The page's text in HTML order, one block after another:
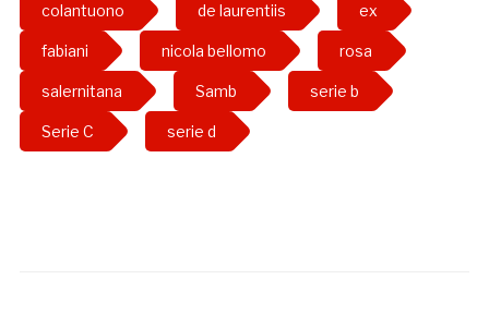
colantuono de laurentiis ex
fabiani nicola bellomo rosa
salernitana Samb serie b
Serie C serie d